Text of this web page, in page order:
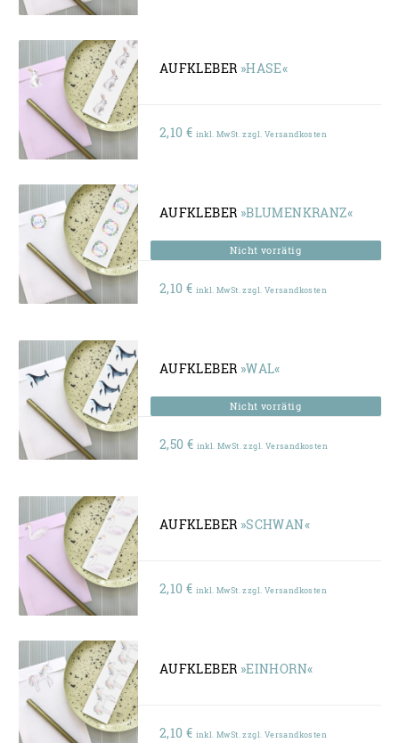
AUFKLEBER »HASE«
2,10 € inkl. MwSt. zzgl. Versandkosten
AUFKLEBER »BLUMENKRANZ«
2,10 € inkl. MwSt. zzgl. Versandkosten
AUFKLEBER »WAL«
2,50 € inkl. MwSt. zzgl. Versandkosten
AUFKLEBER »SCHWAN«
2,10 € inkl. MwSt. zzgl. Versandkosten
AUFKLEBER »EINHORN«
2,10 € inkl. MwSt. zzgl. Versandkosten